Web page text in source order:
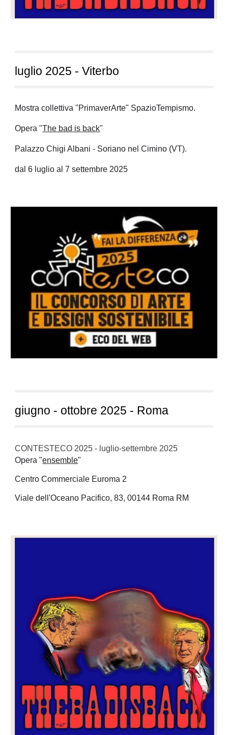
luglio 2025 - Viterbo
Mostra collettiva "PrimaverArte" SpazioTempismo.
Opera "The bad is back"
Palazzo Chigi Albani - Soriano nel Cimino (VT).
dal 6 luglio al 7 settembre 2025
giugno - ottobre 2025 - Roma
CONTESTECO 2025 - luglio-settembre 2025
Opera "ensemble"
Centro Commerciale Euroma 2
Viale dell'Oceano Pacifico, 83, 00144 Roma RM